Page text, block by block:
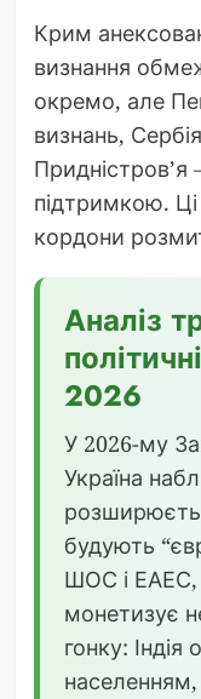
Крим
визнання
окремо, але
визнань,
Придністров’я
підтримкою.
кордони
Аналіз
2026
У 2026-му
Україна
будують
ШОС і ЕАЕС,
монетизує
гонку: Індія
населенням,